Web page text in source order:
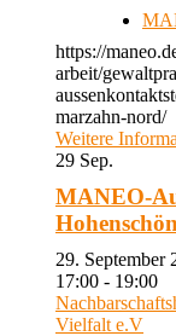
https://
arbeit/
marzahn-nord/
Weitere
29 Sep.
MANEO-
29.
17:00 - 19:00
Vielfalt e.V